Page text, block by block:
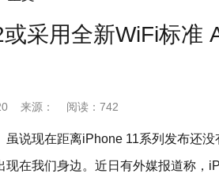
采用全新WiFi标准
来源： 阅读：742
虽说现在距离iPhone 11系列发布还
现在我们身边。近日有外媒报道称，